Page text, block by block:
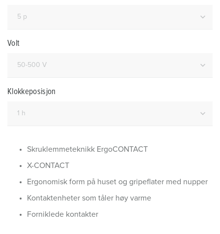
Volt
Klokkeposisjon
Skruklemmeteknikk ErgoCONTACT
X-CONTACT
Ergonomisk form på huset og gripeflater med nupper
Kontaktenheter som tåler høy varme
Forniklede kontakter